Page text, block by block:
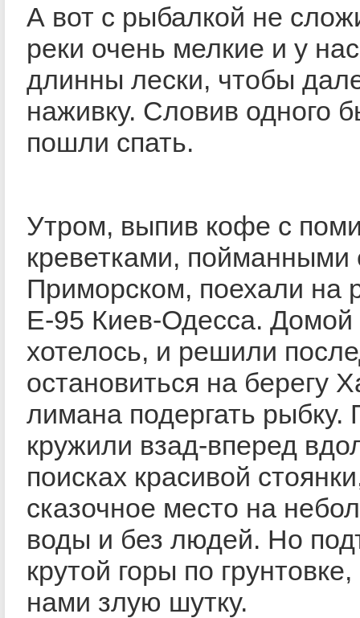
А вот с рыбалкой не
реки очень мелкие и у
длинны лески, чтобы
наживку. Словив одного
пошли спать.
Утром, выпив кофе с
креветками,
Приморском, поехали на
Е-95 Киев-Одесса.
хотелось, и решили
остановиться на берегу
лимана подергать рыбку.
кружили взад-вперед
поисках красивой
сказочное место на
воды и без людей. Но
крутой горы по
нами злую шутку.